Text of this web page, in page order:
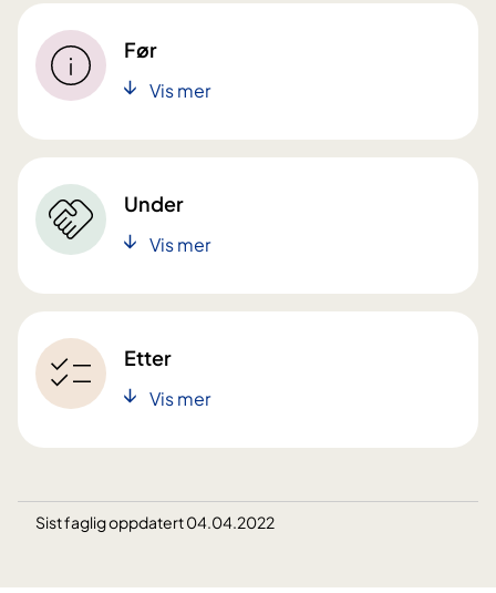
Før
Vis mer
Under
Vis mer
Etter
Vis mer
Sist faglig oppdatert 04.04.2022